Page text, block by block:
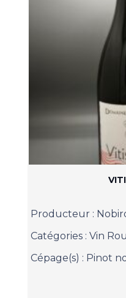
Producteur :
Catégories : Vin
Cépage(s) : Pinot